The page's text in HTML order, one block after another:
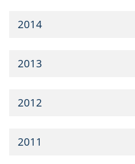
2014
2013
2012
2011